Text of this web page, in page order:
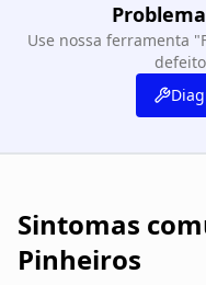
Use nossa ferramenta
Sintomas
Pinheiros